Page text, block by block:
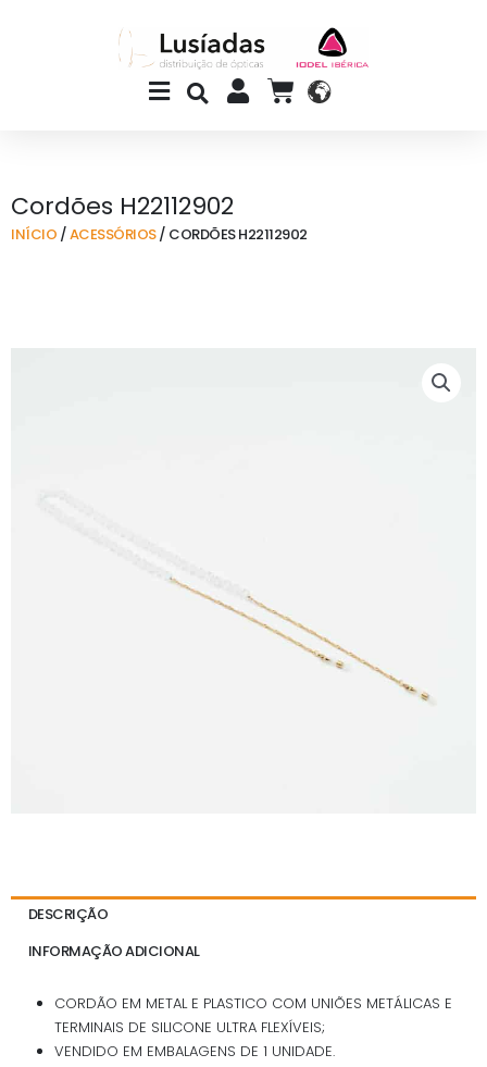
Main
Menu
CART
Cordões H22112902
INÍCIO /ACESSÓRIOS/ CORDÕES H22112902
DESCRIÇÃO
INFORMAÇÃO ADICIONAL
CORDÃO EM METAL E PLASTICO COM UNIÕES METÁLICAS E
TERMINAIS DE SILICONE ULTRA FLEXÍVEIS;
VENDIDO EM EMBALAGENS DE 1 UNIDADE.